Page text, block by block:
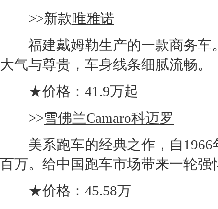
>>新款唯雅诺
福建戴姆勒生产的一款商务车
大气与尊贵，车身线条细腻流畅。
★价格：41.9万起
>>雪佛兰Camaro科迈罗
美系跑车的经典之作，自
百万。给中国 跑车市场带来一轮强
★价格：45.58万